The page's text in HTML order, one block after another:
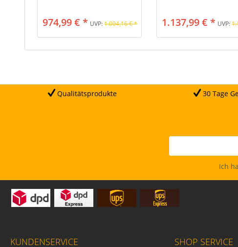
974,99 € * UVP:1.004,16 € * 1.137,99 € * UVP:
Qualitätsprodukte 30 Tage
Ich
KUNDENSERVICE SHOP SERVICE